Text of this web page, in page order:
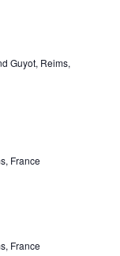
Guyot, Reims,
France
France